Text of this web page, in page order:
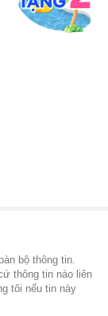
bộ thông tin.
thông tin nào liên
tôi nếu tin này